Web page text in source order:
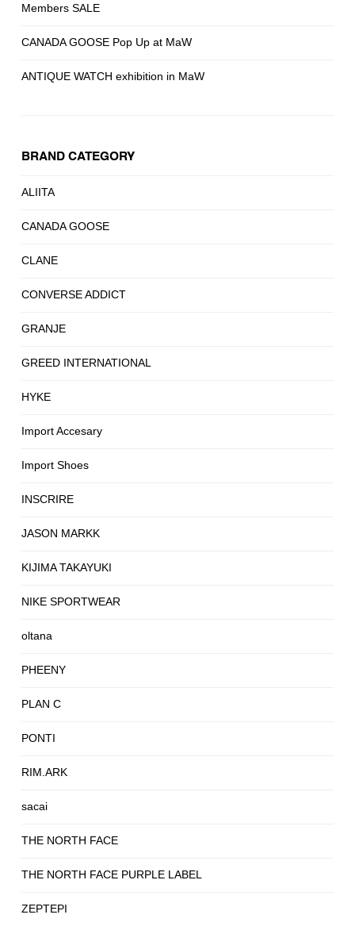
Members SALE
CANADA GOOSE Pop Up at MaW
ANTIQUE WATCH exhibition in MaW
BRAND CATEGORY
ALIITA
CANADA GOOSE
CLANE
CONVERSE ADDICT
GRANJE
GREED INTERNATIONAL
HYKE
Import Accesary
Import Shoes
INSCRIRE
JASON MARKK
KIJIMA TAKAYUKI
NIKE SPORTWEAR
oltana
PHEENY
PLAN C
PONTI
RIM.ARK
sacai
THE NORTH FACE
THE NORTH FACE PURPLE LABEL
ZEPTEPI